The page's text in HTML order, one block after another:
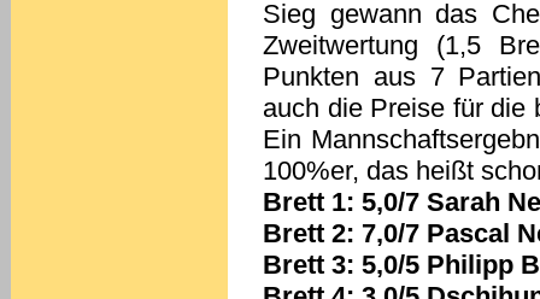
Sieg gewann das
Zweitwertung (1,5
Punkten aus 7
auch die Preise für die
Ein
100%er, das heißt
Brett 1: 5,0/7 Sarah
Brett 2: 7,0/7 Pascal
Brett 3: 5,0/5 Philipp